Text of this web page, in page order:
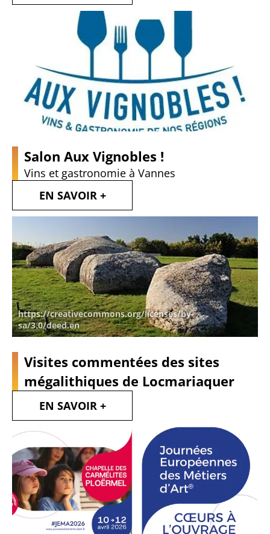
Salon Aux Vignobles !
Vins et gastronomie à Vannes
EN SAVOIR +
https://creativecommons.org/licenses/by-
sa/3.0/deed.en
Visites commentées des sites
mégalithiques de Locmariaquer
EN SAVOIR +